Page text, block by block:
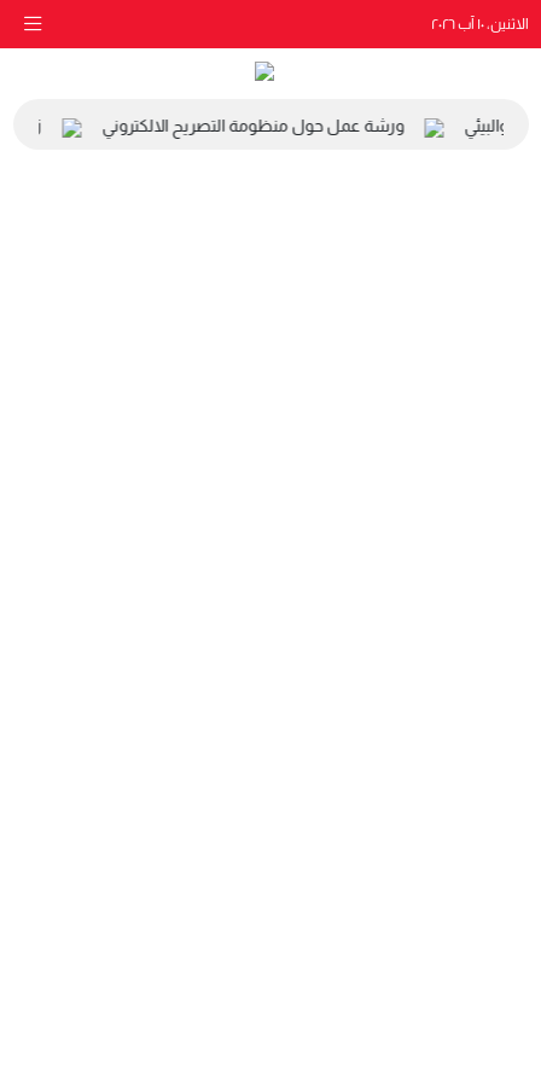
الاثنين، ١٠ آب ٢٠٢٦
والبيئي ورشة عمل حول منظومة التصريح الالكتروني زيارة